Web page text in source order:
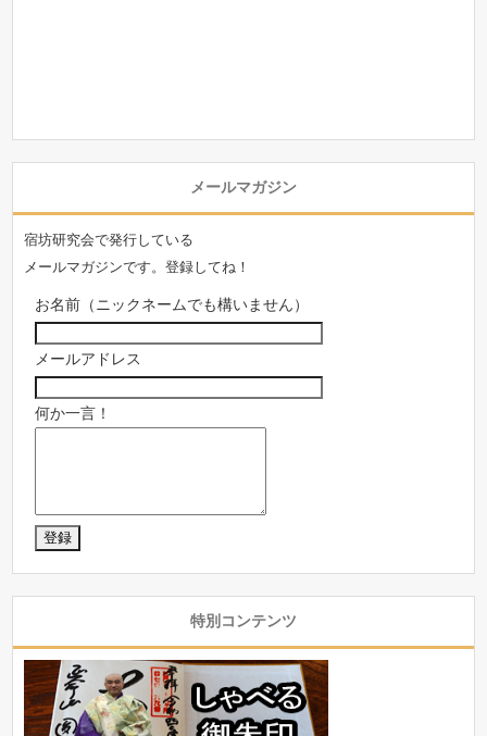
メールマガジン
宿坊研究会で発行している
メールマガジンです。登録してね！
お名前（ニックネームでも構いません）
メールアドレス
何か一言！
特別コンテンツ